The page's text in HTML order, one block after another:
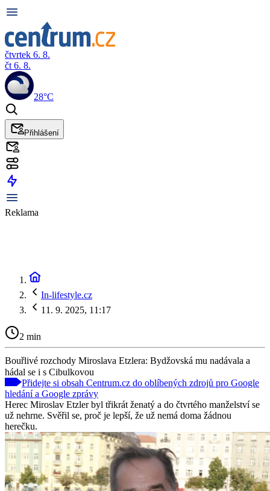
čtvrtek 6. 8.
čt 6. 8.
28°C
Přihlášení
Reklama
In-lifestyle.cz
11. 9. 2025, 11:17
2 min
Bouřlivé rozchody Miroslava Etzlera: Bydžovská mu nadávala a
hádal se i s Cibulkovou
Přidejte si obsah Centrum.cz do oblíbených zdrojů pro Google
hledání a Google zprávy
Herec Miroslav Etzler byl třikrát ženatý a do čtvrtého manželství se
už nehrne. Svěřil se, proč je lepší, že už nemá doma žádnou
herečku.